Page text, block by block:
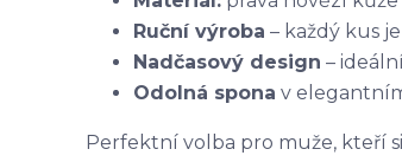
Ruční výroba – každý kus
Nadčasový design –
Odolná spona v
Perfektní volba pro muže, kteří